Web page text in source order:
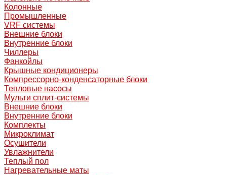
Колонные
Промышленные
VRF системы
Внешние блоки
Внутренние блоки
Чиллеры
Фанкойлы
Крышные кондиционеры
Компрессорно-конденсаторные блоки
Тепловые насосы
Мульти сплит-системы
Внешние блоки
Внутренние блоки
Комплекты
Микроклимат
Осушители
Увлажнители
Теплый пол
Нагревательные маты